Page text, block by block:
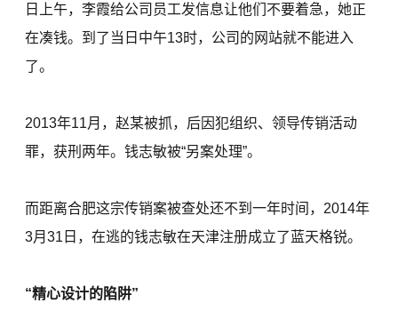
日上午，李霞给公司员工发信息让他们不要着急，她正
在凑钱。到了当日中午13时，公司的网站就不能进入
了。
2013年11月，赵某被抓，后因犯组织、领导传销活动
罪，获刑两年。钱志敏被“另案处理”。
而距离合肥这宗传销案被查处还不到一年时间，2014年
3月31日，在逃的钱志敏在天津注册成立了蓝天格锐。
“精心设计的陷阱”